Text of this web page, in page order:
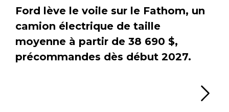
Ford lève le voile sur le Fathom, un
camion électrique de taille
moyenne à partir de 38 690 $,
précommandes dès début 2027.